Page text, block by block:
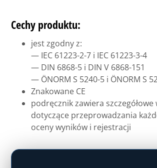
Cechy produktu:
jest zgodny z:
— IEC 61223-2-7 i IEC 61223-3-4
— DIN 6868-5 i DIN V 6868-151
— ÖNORM S 5240-5 i ÖNORM S
Znakowane CE
podręcznik zawiera szczegółowe
dotyczące przeprowadzania
oceny wyników i rejestracji